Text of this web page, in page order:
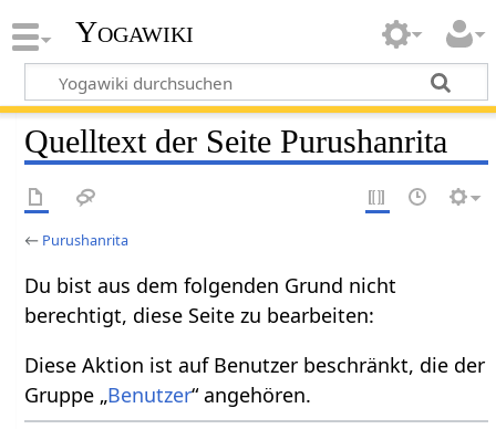
Yogawiki
Quelltext der Seite Purushanrita
← Purushanrita
Du bist aus dem folgenden Grund nicht
berechtigt, diese Seite zu bearbeiten:
Diese Aktion ist auf Benutzer beschränkt, die der
Gruppe „Benutzer“ angehören.